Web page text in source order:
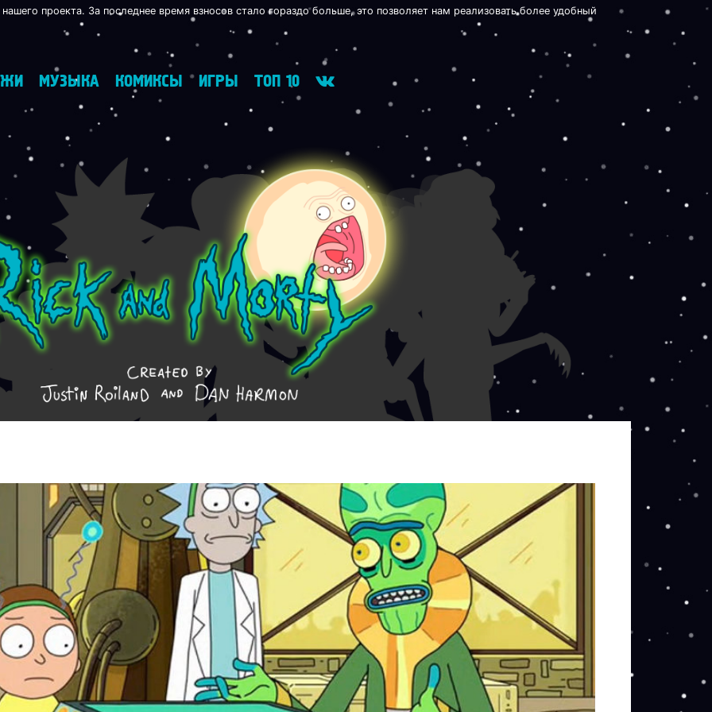
проекта. За последнее время взносов стало гораздо больше, это позволяет нам реализовать более удобный
МУЗЫКА КОМИКСЫ ИГРЫ ТОП 10